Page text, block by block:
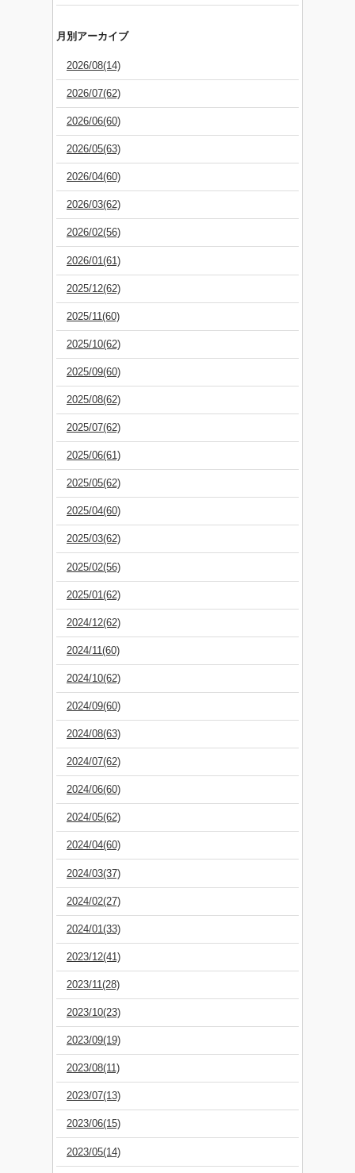
月別アーカイブ
2026/08(14)
2026/07(62)
2026/06(60)
2026/05(63)
2026/04(60)
2026/03(62)
2026/02(56)
2026/01(61)
2025/12(62)
2025/11(60)
2025/10(62)
2025/09(60)
2025/08(62)
2025/07(62)
2025/06(61)
2025/05(62)
2025/04(60)
2025/03(62)
2025/02(56)
2025/01(62)
2024/12(62)
2024/11(60)
2024/10(62)
2024/09(60)
2024/08(63)
2024/07(62)
2024/06(60)
2024/05(62)
2024/04(60)
2024/03(37)
2024/02(27)
2024/01(33)
2023/12(41)
2023/11(28)
2023/10(23)
2023/09(19)
2023/08(11)
2023/07(13)
2023/06(15)
2023/05(14)